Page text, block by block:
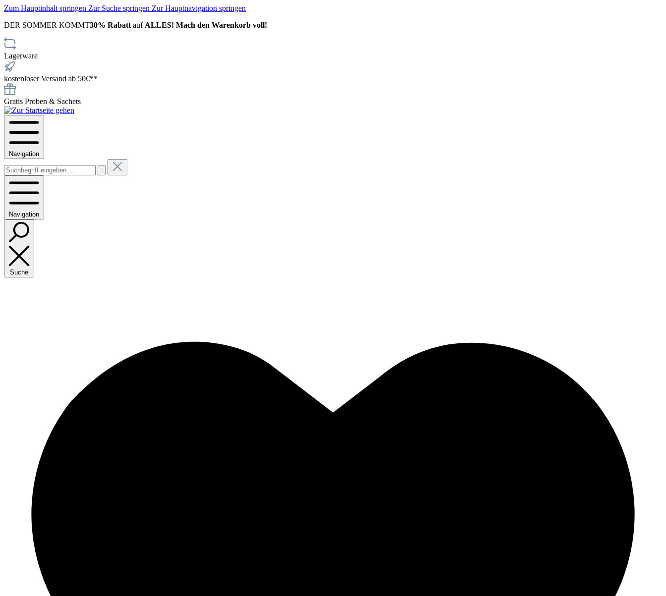
Zum Hauptinhalt springen Zur Suche springen Zur Hauptnavigation springen
DER SOMMER KOMMT30% Rabatt auf ALLES! Mach den Warenkorb voll!
Lagerware
kostenloser Versand ab 50€**
Gratis Proben & Sachets
Navigation
Navigation
Suche